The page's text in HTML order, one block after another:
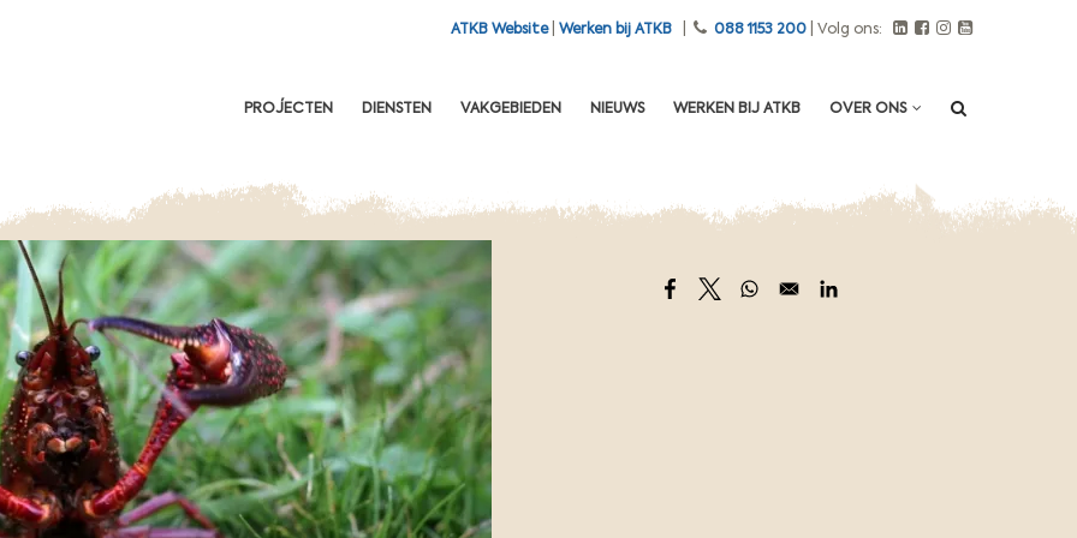
ATKB Website| Werken bij ATKB 088 1153 200 | Volg ons:
PROJECTEN DIENSTEN VAKGEBIEDEN NIEUWS WERKEN BIJ ATKB OVER ONS
Opens in a new window
Opens in a new window
Opens in a new window
Opens in a new window